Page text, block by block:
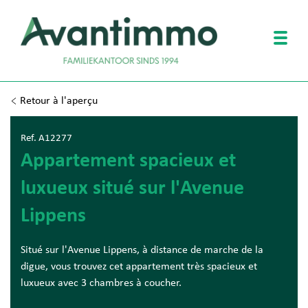
Retour à l'aperçu
Ref. A12277
Appartement spacieux et
luxueux situé sur l'Avenue
Lippens
Situé sur l'Avenue Lippens, à distance de marche de la
digue, vous trouvez cet appartement très spacieux et
luxueux avec 3 chambres à coucher.